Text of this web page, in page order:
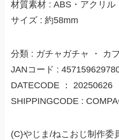
材質素材 : ABS・アクリ
サイズ : 約58mm
分類 : ガチャガチャ ・ カ
JANコード :
DATECODE ： 20250626
SHIPPINGCODE :
(C)やじま/ねこおじ制作委